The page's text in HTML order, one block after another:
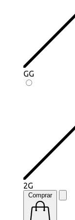
GG
2G
Comprar